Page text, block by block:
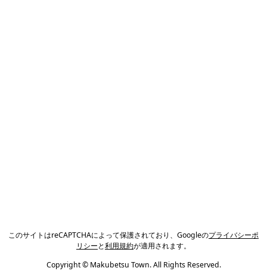
このサイトはreCAPTCHAによって保護されており、Googleのプライバシーポ
リシーと利用規約が適用されます。
Copyright © Makubetsu Town. All Rights Reserved.